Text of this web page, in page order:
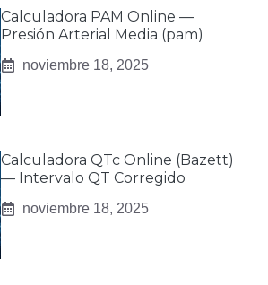
Calculadora PAM Online —
Presión Arterial Media (pam)
noviembre 18, 2025
Calculadora QTc Online (Bazett)
— Intervalo QT Corregido
noviembre 18, 2025